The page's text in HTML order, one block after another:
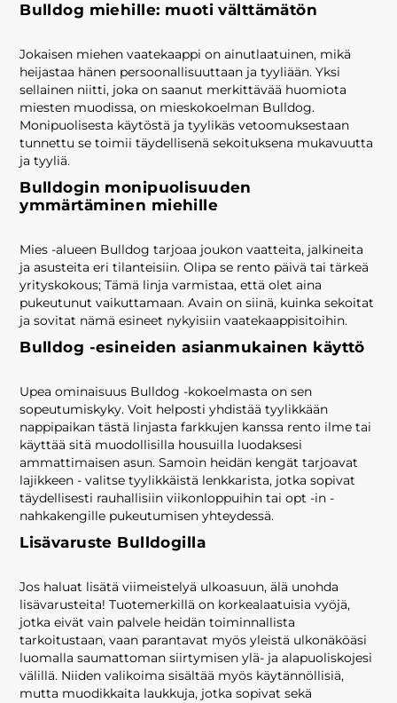
Bulldog miehille: muoti välttämätön
Jokaisen miehen vaatekaappi on ainutlaatuinen, mikä
heijastaa hänen persoonallisuuttaan ja tyyliään. Yksi
sellainen niitti, joka on saanut merkittävää huomiota
miesten muodissa, on mieskokoelman Bulldog.
Monipuolisesta käytöstä ja tyylikäs vetoomuksestaan ​​
tunnettu se toimii täydellisenä sekoituksena mukavuutta
ja tyyliä.
Bulldogin monipuolisuuden
ymmärtäminen miehille
Mies -alueen Bulldog tarjoaa joukon vaatteita, jalkineita
ja asusteita eri tilanteisiin. Olipa se rento päivä tai tärkeä
yrityskokous; Tämä linja varmistaa, että olet aina
pukeutunut vaikuttamaan. Avain on siinä, kuinka sekoitat
ja sovitat nämä esineet nykyisiin vaatekaappisitoihin.
Bulldog -esineiden asianmukainen käyttö
Upea ominaisuus Bulldog -kokoelmasta on sen
sopeutumiskyky. Voit helposti yhdistää tyylikkään
nappipaikan tästä linjasta farkkujen kanssa rento ilme tai
käyttää sitä muodollisilla housuilla luodaksesi
ammattimaisen asun. Samoin heidän kengät tarjoavat
lajikkeen - valitse tyylikkäistä lenkkarista, jotka sopivat
täydellisesti rauhallisiin viikonloppuihin tai opt -in -
nahkakengille pukeutumisen yhteydessä.
Lisävaruste Bulldogilla
Jos haluat lisätä viimeistelyä ulkoasuun, älä unohda
lisävarusteita! Tuotemerkillä on korkealaatuisia vyöjä,
jotka eivät vain palvele heidän toiminnallista
tarkoitustaan, vaan parantavat myös yleistä ulkonäköäsi
luomalla saumattoman siirtymisen ylä- ja alapuoliskojesi
välillä. Niiden valikoima sisältää myös käytännöllisiä,
mutta muodikkaita laukkuja, jotka sopivat sekä